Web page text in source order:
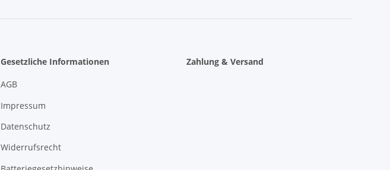
Gesetzliche Informationen
AGB
Impressum
Datenschutz
Widerrufsrecht
Zahlung & Versand